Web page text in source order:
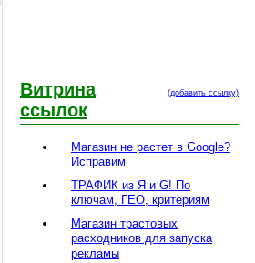
(добавить ссылку)
Витрина
ссылок
Магазин не растет в Google?
Исправим
ТРАФИК из Я и G! По
ключам, ГЕО, критериям
Магазин трастовых
расходников для запуска
рекламы